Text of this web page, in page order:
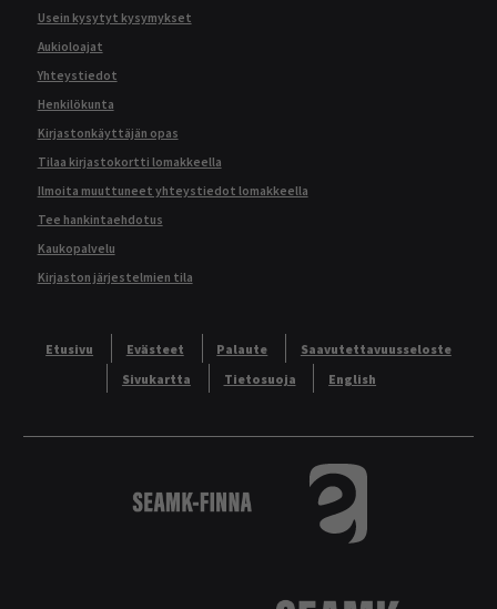
Usein kysytyt kysymykset
Aukioloajat
Yhteystiedot
Henkilökunta
Kirjastonkäyttäjän opas
Tilaa kirjastokortti lomakkeella
Ilmoita muuttuneet yhteystiedot lomakkeella
Tee hankintaehdotus
Kaukopalvelu
Kirjaston järjestelmien tila
Etusivu Evästeet Palaute
Saavutettavuusseloste
Sivukartta
Tietosuoja English
Logo Tietokannat